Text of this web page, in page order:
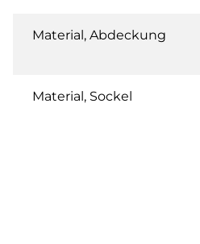
Material, Abdeckung
Material, Sockel